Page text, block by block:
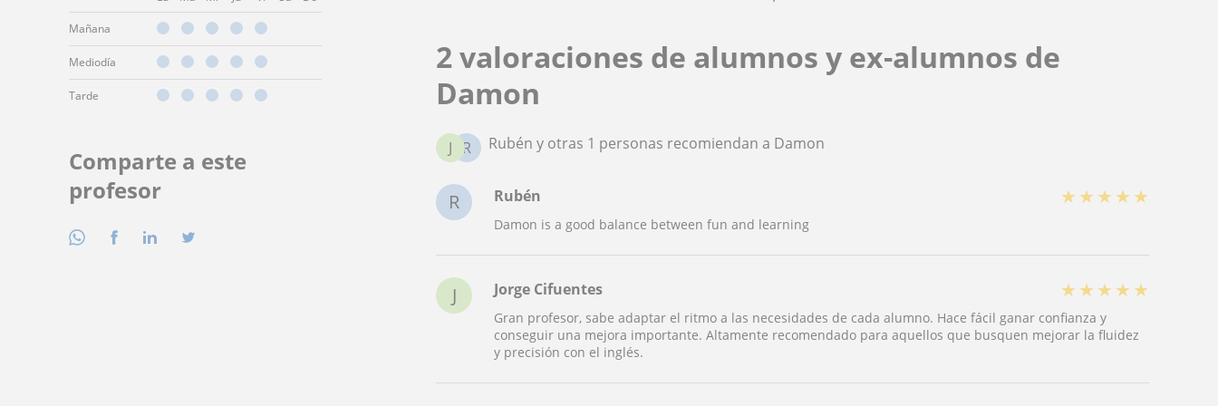
Mañana
Mediodía
Tarde
Comparte a este
profesor
2 valoraciones de alumnos y ex-alumnos de
Damon
R
J Rubén y otras 1 personas recomiendan a Damon
R Rubén ★ ★ ★ ★ ★
Damon is a good balance between fun and learning
J Jorge Cifuentes ★ ★ ★ ★ ★
Gran profesor, sabe adaptar el ritmo a las necesidades de cada alumno. Hace fácil ganar confianza y
conseguir una mejora importante. Altamente recomendado para aquellos que busquen mejorar la fluidez
y precisión con el inglés.